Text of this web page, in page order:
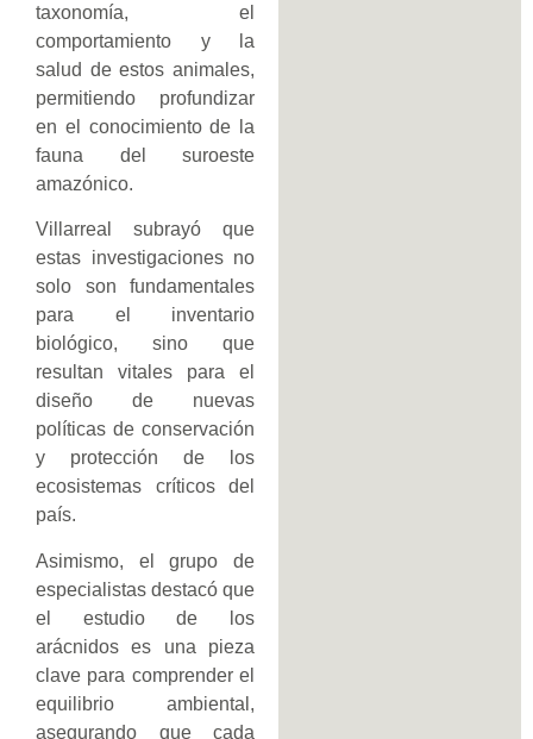
taxonomía, el
comportamiento y la
salud de estos animales,
permitiendo profundizar
en el conocimiento de la
fauna del suroeste
amazónico.
Villarreal subrayó que
estas investigaciones no
solo son fundamentales
para el inventario
biológico, sino que
resultan vitales para el
diseño de nuevas
políticas de conservación
y protección de los
ecosistemas críticos del
país.
Asimismo, el grupo de
especialistas destacó que
el estudio de los
arácnidos es una pieza
clave para comprender el
equilibrio ambiental,
asegurando que cada